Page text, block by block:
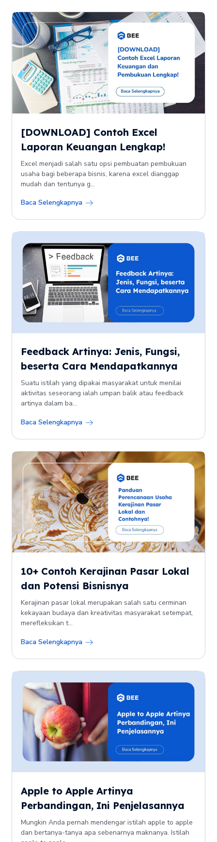
[DOWNLOAD] Contoh Excel
Laporan Keuangan Lengkap!
Excel menjadi salah satu opsi pembuatan pembukuan
usaha bagi beberapa bisnis, karena excel dianggap
mudah dan tentunya g...
Baca Selengkapnya
Feedback Artinya: Jenis, Fungsi,
beserta Cara Mendapatkannya
Suatu istilah yang dipakai masyarakat untuk menilai
aktivitas seseorang ialah umpan balik atau feedback
artinya dalam ba...
Baca Selengkapnya
10+ Contoh Kerajinan Pasar Lokal
dan Potensi Bisnisnya
Kerajinan pasar lokal merupakan salah satu cerminan
kekayaan budaya dan kreativitas masyarakat setempat,
merefleksikan t...
Baca Selengkapnya
Apple to Apple Artinya
Perbandingan, Ini Penjelasannya
Mungkin Anda pernah mendengar istilah apple to apple
dan bertanya-tanya apa sebenarnya maknanya. Istilah